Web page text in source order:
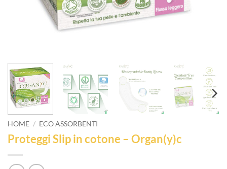
HOME / ECO ASSORBENTI
Proteggi Slip in cotone – Organ(y)c